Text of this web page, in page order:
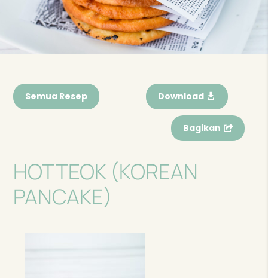
Semua Resep Download
Bagikan
HOTTEOK (KOREAN
PANCAKE)